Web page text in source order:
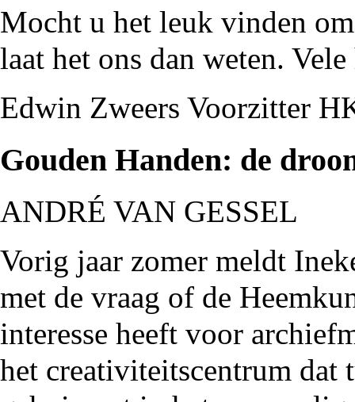
Mocht u het leuk vinden
laat het ons dan weten.
Edwin Zweers Voorzitter
Gouden Handen: de
ANDRÉ VAN GESSEL
Vorig jaar zomer meldt
met de vraag of de
interesse heeft voor
het creativiteitscentrum dat